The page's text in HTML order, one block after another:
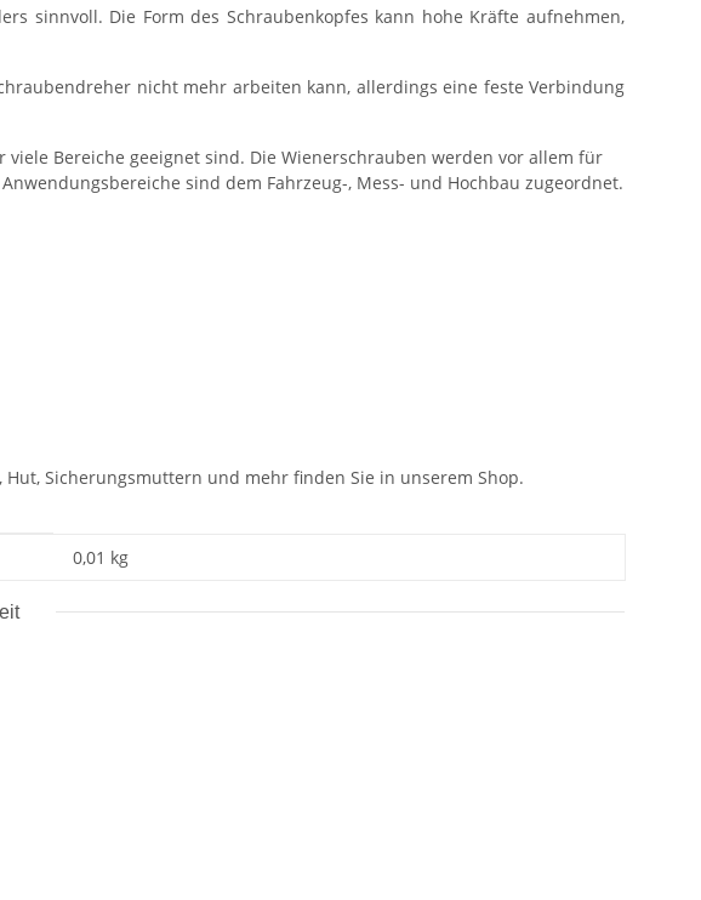
sinnvoll. Die Form des Schraubenkopfes kann hohe Kräfte aufnehmen,
nicht mehr arbeiten kann, allerdings eine feste Verbindung
Bereiche geeignet sind. Die Wienerschrauben werden vor allem für
sind dem Fahrzeug-, Mess- und Hochbau zugeordnet.
Sicherungsmuttern und mehr finden Sie in unserem Shop.
0,01 kg